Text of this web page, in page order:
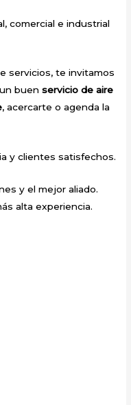
comercial e industrial
servicios, te invitamos
un buenservicio de aire
, acercarte o agenda la
y clientes satisfechos.
y el mejor aliado.
alta experiencia.